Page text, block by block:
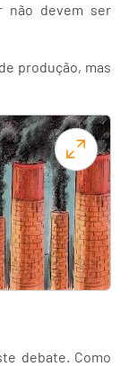
não devem ser
produção, mas
debate. Como